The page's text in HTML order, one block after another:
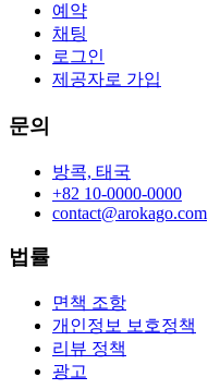
예약
채팅
로그인
제공자로 가입
문의
방콕, 태국
+82 10-0000-0000
contact@arokago.com
법률
면책 조항
개인정보 보호정책
리뷰 정책
광고